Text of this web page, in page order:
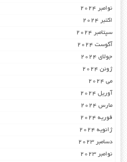
نوامبر 2024
اکتبر 2024
سپتامبر 2024
آگوست 2024
جولای 2024
ژوئن 2024
می 2024
آوریل 2024
مارس 2024
فوریه 2024
ژانویه 2024
دسامبر 2023
نوامبر 2023